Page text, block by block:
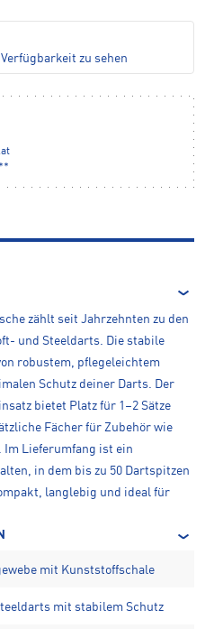
zu sehen
zählt seit Jahrzehnten zu den
und Steeldarts. Die stabile
robustem, pflegeleichtem
Schutz deiner Darts. Der
bietet Platz für 1–2 Sätze
Fächer für Zubehör wie
Im Lieferumfang ist ein
in dem bis zu 50 Dartspitzen
langlebig und ideal für
mit Kunststoffschale
mit stabilem Schutz